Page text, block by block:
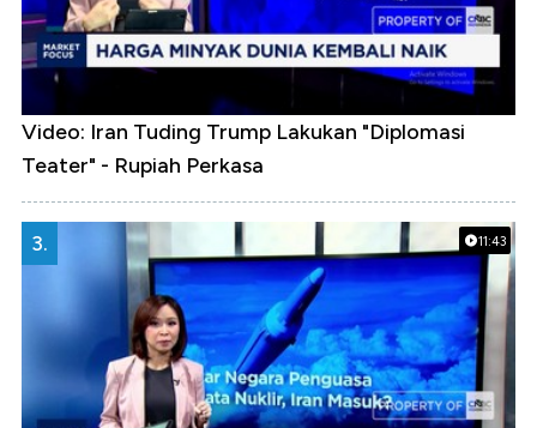
Video: Iran Tuding Trump Lakukan "Diplomasi
Teater" - Rupiah Perkasa
11:43
3.